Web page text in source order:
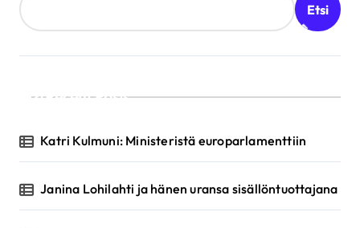
Etsi
Recent Posts
Katri Kulmuni: Ministeristä europarlamenttiin
Janina Lohilahti ja hänen uransa sisällöntuottajana